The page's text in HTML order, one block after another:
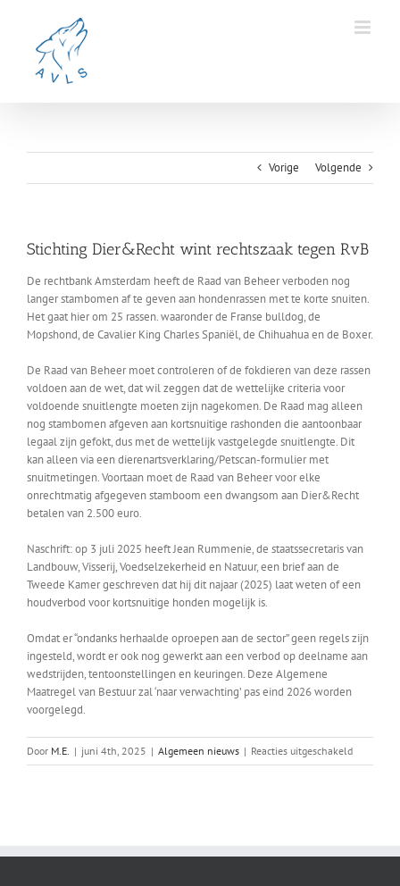
Vorige Volgende
Stichting Dier&Recht wint rechtszaak tegen RvB
De rechtbank Amsterdam heeft de Raad van Beheer verboden nog
langer stambomen af te geven aan hondenrassen met te korte snuiten.
Het gaat hier om 25 rassen. waaronder de Franse bulldog, de
Mopshond, de Cavalier King Charles Spaniël, de Chihuahua en de Boxer.
De Raad van Beheer moet controleren of de fokdieren van deze rassen
voldoen aan de wet, dat wil zeggen dat de wettelijke criteria voor
voldoende snuitlengte moeten zijn nagekomen. De Raad mag alleen
nog stambomen afgeven aan kortsnuitige rashonden die aantoonbaar
legaal zijn gefokt, dus met de wettelijk vastgelegde snuitlengte. Dit
kan alleen via een dierenartsverklaring/Petscan-formulier met
snuitmetingen. Voortaan moet de Raad van Beheer voor elke
onrechtmatig afgegeven stamboom een dwangsom aan Dier&Recht
betalen van 2.500 euro.
Naschrift: op 3 juli 2025 heeft Jean Rummenie, de staatssecretaris van
Landbouw, Visserij, Voedselzekerheid en Natuur, een brief aan de
Tweede Kamer geschreven dat hij dit najaar (2025) laat weten of een
houdverbod voor kortsnuitige honden mogelijk is.
Omdat er “ondanks herhaalde oproepen aan de sector” geen regels zijn
ingesteld, wordt er ook nog gewerkt aan een verbod op deelname aan
wedstrijden, tentoonstellingen en keuringen. Deze Algemene
Maatregel van Bestuur zal ‘naar verwachting’ pas eind 2026 worden
voorgelegd.
Door M.E. | juni 4th, 2025 | Algemeen nieuws | Reacties uitgeschakeldvoor
Stichting
RvB